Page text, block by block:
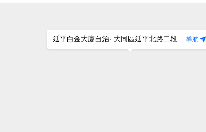
延平白金大廈自治· 大同區延平北路二段 導航